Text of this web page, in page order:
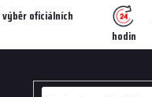
oficiálních
hodin